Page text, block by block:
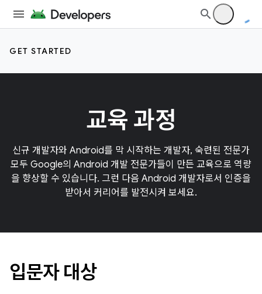
GET STARTED
교육 과정
신규 개발자와 Android를 막 시작하는 개발자, 숙련된 전문가
모두 Google의 Android 개발 전문가들이 만든 교육으로 역량
을 향상할 수 있습니다. 그런 다음 Android 개발자로서 인증을
받아서 커리어를 발전시켜 보세요.
입문자 대상